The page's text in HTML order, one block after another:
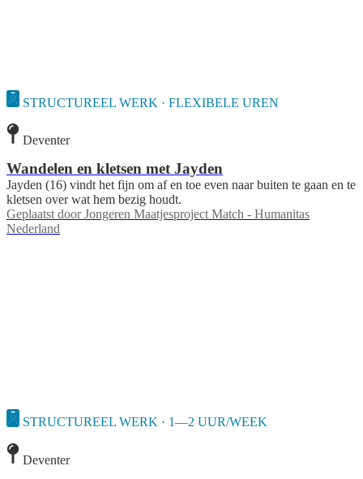
STRUCTUREEL WERK · FLEXIBELE UREN
Deventer
Wandelen en kletsen met Jayden
Jayden (16) vindt het fijn om af en toe even naar buiten te gaan en te
kletsen over wat hem bezig houdt.
Geplaatst door Jongeren Maatjesproject Match - Humanitas
Nederland
STRUCTUREEL WERK · 1—2 UUR/WEEK
Deventer